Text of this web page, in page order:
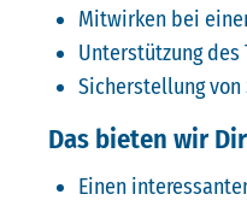
Mitwirken bei
Unterstützung
Sicherstellung
Das bieten wir
Einen